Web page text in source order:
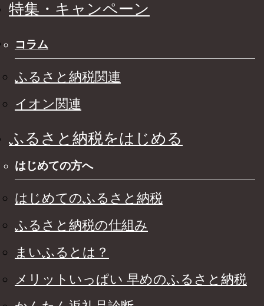
特集・キャンペーン
コラム
ふるさと納税関連
イオン関連
ふるさと納税をはじめる
はじめての方へ
はじめてのふるさと納税
ふるさと納税の仕組み
まいふるとは？
メリットいっぱい 早めのふるさと納税